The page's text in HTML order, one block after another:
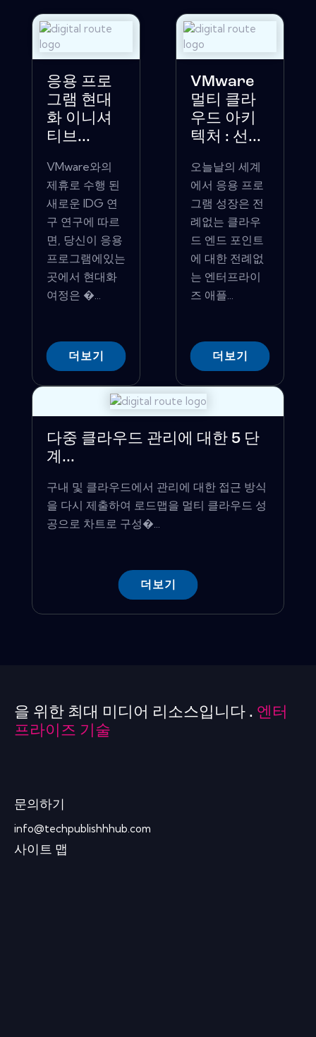
응용 프로
그램 현대
화 이니셔
티브...
VMware와의
제휴로 수행 된
새로운 IDG 연
구 연구에 따르
면, 당신이 응용
프로그램에있는
곳에서 현대화
여정은 �...
더보기
VMware
멀티 클라
우드 아키
텍처 : 선...
오늘날의 세계
에서 응용 프로
그램 성장은 전
례없는 클라우
드 엔드 포인트
에 대한 전례없
는 엔터프라이
즈 애플...
더보기
다중 클라우드 관리에 대한 5 단
계...
구내 및 클라우드에서 관리에 대한 접근 방식
을 다시 제출하여 로드맵을 멀티 클라우드 성
공으로 차트로 구성�...
더보기
을 위한 최대 미디어 리소스입니다 . 엔터
프라이즈 기술
문의하기
info@techpublishhhub.com
사이트 맵